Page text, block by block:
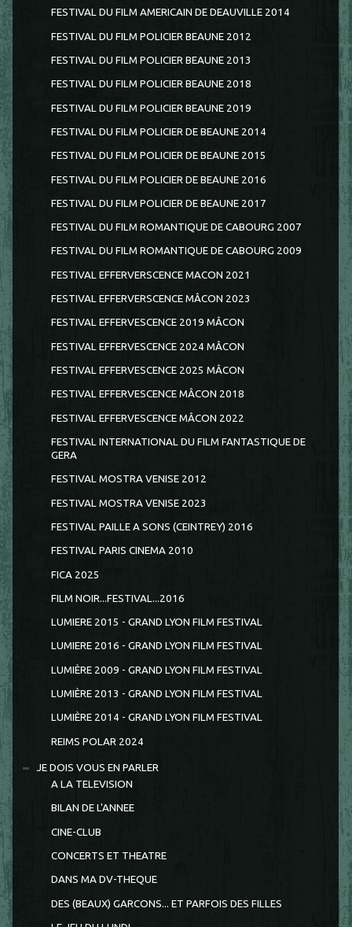
FESTIVAL DU FILM AMERICAIN DE DEAUVILLE 2014
FESTIVAL DU FILM POLICIER BEAUNE 2012
FESTIVAL DU FILM POLICIER BEAUNE 2013
FESTIVAL DU FILM POLICIER BEAUNE 2018
FESTIVAL DU FILM POLICIER BEAUNE 2019
FESTIVAL DU FILM POLICIER DE BEAUNE 2014
FESTIVAL DU FILM POLICIER DE BEAUNE 2015
FESTIVAL DU FILM POLICIER DE BEAUNE 2016
FESTIVAL DU FILM POLICIER DE BEAUNE 2017
FESTIVAL DU FILM ROMANTIQUE DE CABOURG 2007
FESTIVAL DU FILM ROMANTIQUE DE CABOURG 2009
FESTIVAL EFFERVERSCENCE MACON 2021
FESTIVAL EFFERVERSCENCE MÂCON 2023
FESTIVAL EFFERVESCENCE 2019 MÂCON
FESTIVAL EFFERVESCENCE 2024 MÂCON
FESTIVAL EFFERVESCENCE 2025 MÂCON
FESTIVAL EFFERVESCENCE MÂCON 2018
FESTIVAL EFFERVESCENCE MÂCON 2022
FESTIVAL INTERNATIONAL DU FILM FANTASTIQUE DE
GERA
FESTIVAL MOSTRA VENISE 2012
FESTIVAL MOSTRA VENISE 2023
FESTIVAL PAILLE A SONS (CEINTREY) 2016
FESTIVAL PARIS CINEMA 2010
FICA 2025
FILM NOIR...FESTIVAL...2016
LUMIERE 2015 - GRAND LYON FILM FESTIVAL
LUMIERE 2016 - GRAND LYON FILM FESTIVAL
LUMIÈRE 2009 - GRAND LYON FILM FESTIVAL
LUMIÈRE 2013 - GRAND LYON FILM FESTIVAL
LUMIÈRE 2014 - GRAND LYON FILM FESTIVAL
REIMS POLAR 2024
JE DOIS VOUS EN PARLER
A LA TELEVISION
BILAN DE L'ANNEE
CINE-CLUB
CONCERTS ET THEATRE
DANS MA DV-THEQUE
DES (BEAUX) GARCONS... ET PARFOIS DES FILLES